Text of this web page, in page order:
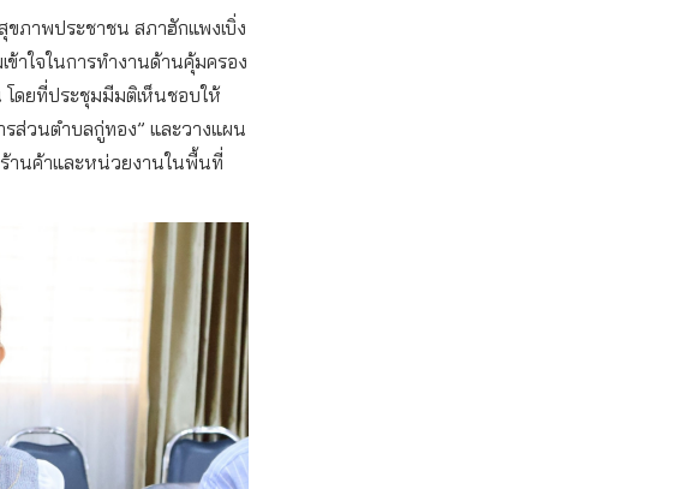
ภาพประชาชน สภาฮักแพงเบิ่ง
าใจในการทำงานด้านคุ้มครอง
ดยที่ประชุมมีมติเห็นชอบให้
ส่วนตำบลกู่ทอง” และวางแผน
านค้าและหน่วยงานในพื้นที่